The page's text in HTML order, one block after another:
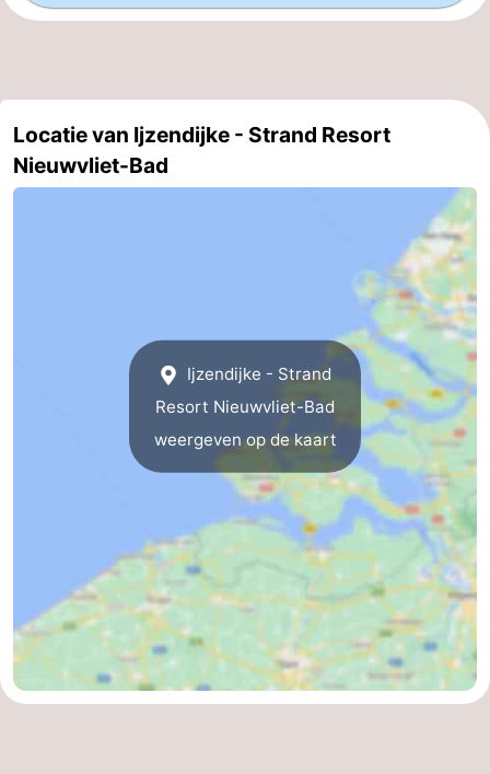
Locatie van Ijzendijke - Strand Resort
Nieuwvliet-Bad
Ijzendijke - Strand
Resort Nieuwvliet-Bad
weergeven op de kaart